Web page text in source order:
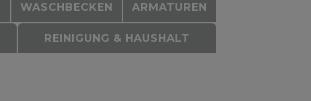
WASCHBECKEN ARMATUREN
REINIGUNG & HAUSHALT